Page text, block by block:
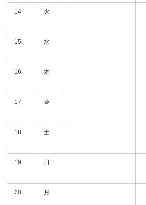
14 火
15 水
16 木
17 金
18 土
19 日
20 月